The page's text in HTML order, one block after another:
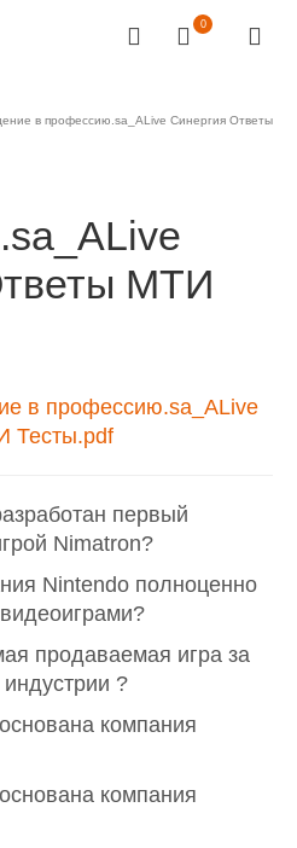
0
в профессию.sa_ALive Синергия Ответы
МТИ
в профессию.sa_ALive
Тесты.pdf
первый
Nimatron?
Nintendo полноценно
продаваемая игра за
?
компания
компания